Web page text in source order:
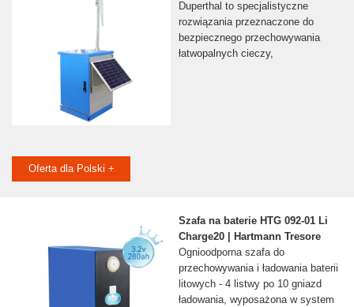
Duperthal to specjalistyczne
rozwiązania przeznaczone do
bezpiecznego przechowywania
łatwopalnych cieczy,
Oferta dla Polski +
Szafa na baterie HTG 092-01 Li
Charge20 | Hartmann Tresore
Ognioodporna szafa do
przechowywania i ładowania baterii
litowych - 4 listwy po 10 gniazd
ładowania, wyposażona w system